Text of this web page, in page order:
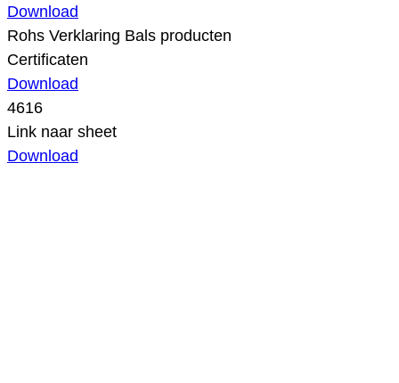
Download
Rohs Verklaring Bals producten
Certificaten
Download
4616
Link naar sheet
Download